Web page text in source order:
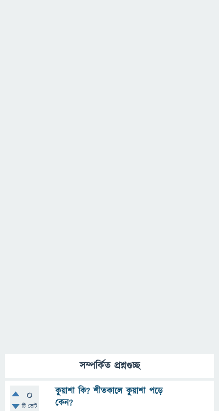
সম্পর্কিত প্রশ্নগুচ্ছ
0
টি ভোট
কুয়াশা কি? শীতকালে কুয়াশা পড়ে
কেন?